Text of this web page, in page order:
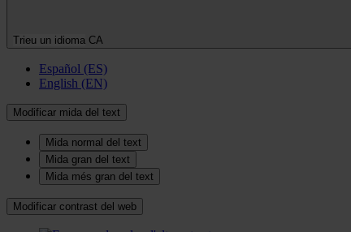
Trieu un idioma CA
Español (ES)
English (EN)
Modificar mida del text
Mida normal del text
Mida gran del text
Mida més gran del text
Modificar contrast del web